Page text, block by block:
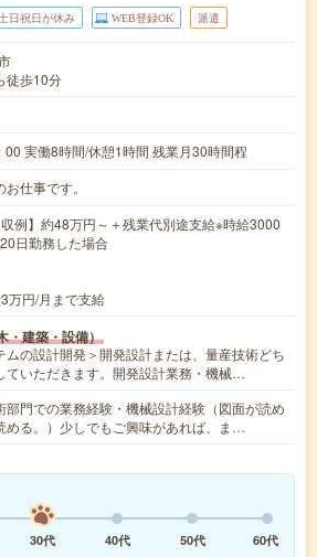
土日祝日が休み WEB登録OK 派遣
徒歩10分
実働8時間/休憩1時間 残業月30時間程
仕事です。
例】約48万円～＋残業代別途支給※時給3000
日勤務した場合
万円/月まで支給
・建築・設備）
ムの設計開発＞開発設計または、量産技術どち
ていただきます。開発設計業務・機械…
部門での業務経験・機械設計経験（図面が読め
める。）少しでもご興味があれば、ま…
30代 40代 50代
60代